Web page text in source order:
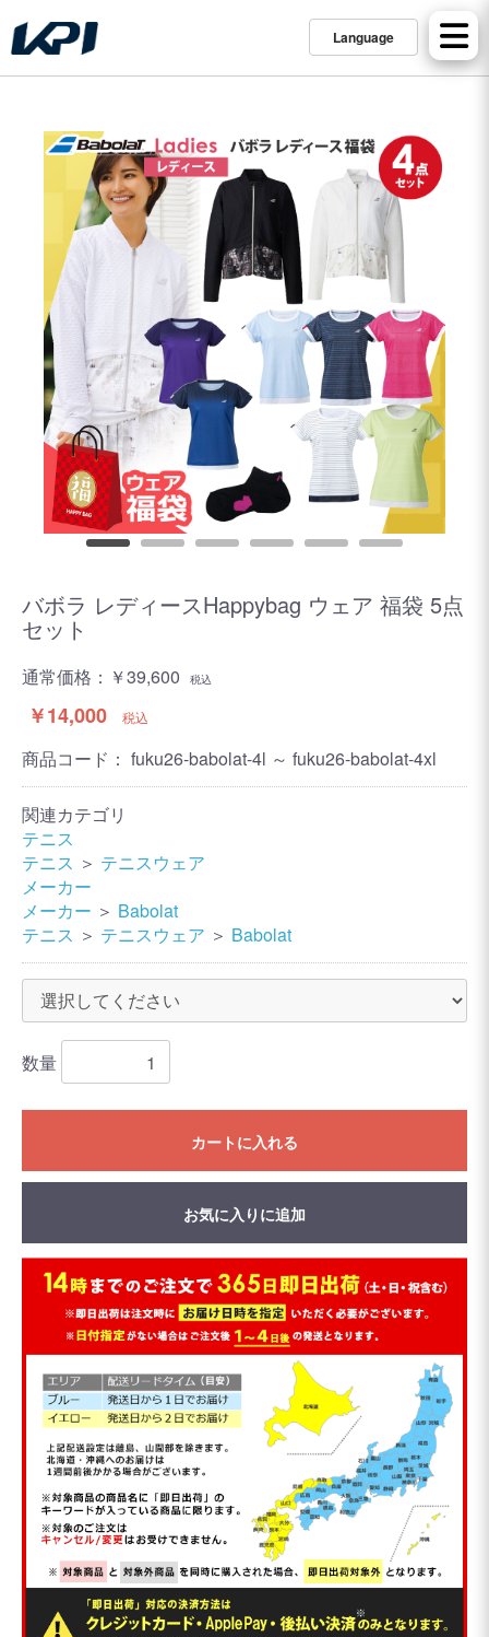
Language
バボラ レディースHappybag ウェア 福袋 5点
セット
通常価格： ￥39,600 税込
￥14,000 税込
商品コード： fuku26-babolat-4l ～ fuku26-babolat-4xl
関連カテゴリ
テニス
テニス ＞ テニスウェア
メーカー
メーカー ＞ Babolat
テニス ＞ テニスウェア ＞ Babolat
数量
カートに入れる
お気に入りに追加